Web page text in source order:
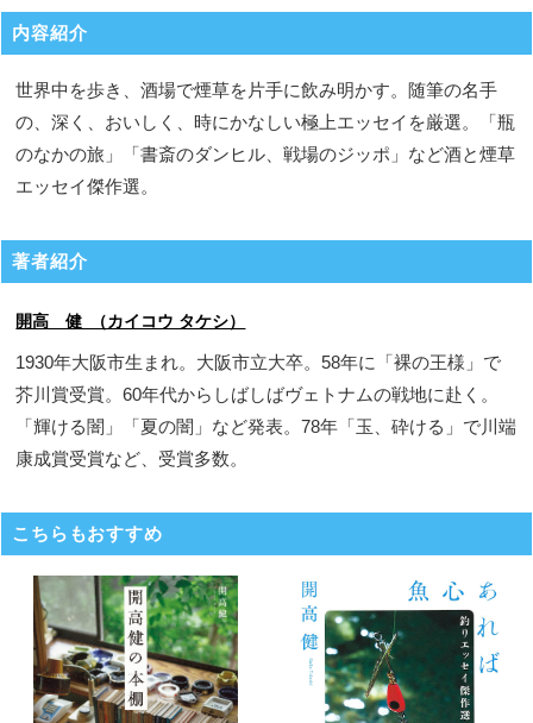
内容紹介
世界中を歩き、酒場で煙草を片手に飲み明かす。随筆の名手
の、深く、おいしく、時にかなしい極上エッセイを厳選。「瓶
のなかの旅」「書斎のダンヒル、戦場のジッポ」など酒と煙草
エッセイ傑作選。
著者紹介
開高 健 （カイコウ タケシ）
1930年大阪市生まれ。大阪市立大卒。58年に「裸の王様」で
芥川賞受賞。60年代からしばしばヴェトナムの戦地に赴く。
「輝ける闇」「夏の闇」など発表。78年「玉、砕ける」で川端
康成賞受賞など、受賞多数。
こちらもおすすめ